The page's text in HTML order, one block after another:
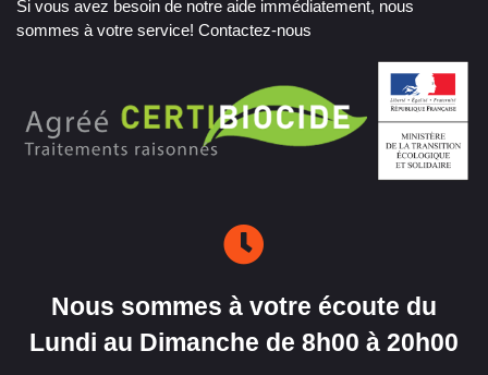
Si vous avez besoin de notre aide immédiatement, nous
sommes à votre service! Contactez-nous
Nous sommes à votre écoute du
Lundi au Dimanche de 8h00 à 20h00